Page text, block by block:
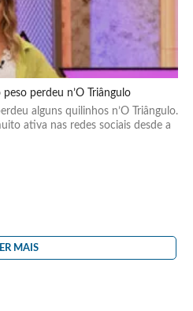
perdeu n’O Triângulo
alguns quilinhos n’O Triângulo.
ativa nas redes sociais desde a
MAIS